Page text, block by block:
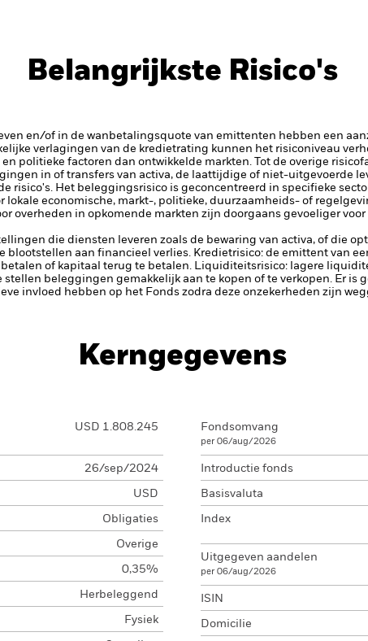
Belangrijkste Risico's
en/of in de wanbetalingsquote van emittenten hebben een
verlagingen van de kredietrating kunnen het risiconiveau
politieke factoren dan ontwikkelde markten. Tot de overige
in of transfers van activa, de laattijdige of niet-uitgevoerde
risico's. Het beleggingsrisico is geconcentreerd in specifieke
lokale economische, markt-, politieke, duurzaamheids- of
overheden in opkomende markten zijn doorgaans gevoeliger
die diensten leveren zoals de bewaring van activa, of die
blootstellen aan financieel verlies. Kredietrisico: de emittent van
of kapitaal terug te betalen. Liquiditeitsrisico: lagere
beleggingen gemakkelijk aan te kopen of te verkopen. Er is
invloed hebben op het Fonds zodra deze onzekerheden zijn
Kerngegevens
USD 1.808.245
26/sep/2024
USD
Obligaties
Overige
0,35%
Herbeleggend
Fysiek
Fondsomvang
per 06/aug/2026
Introductie fonds
Basisvaluta
Index
Uitgegeven aandelen
per 06/aug/2026
ISIN
Domicilie